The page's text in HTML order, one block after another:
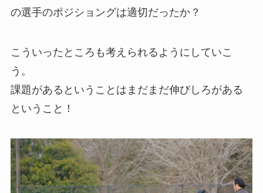
の選手のポジショングは適切だったか？
こういったところも考えられるようにしていこ
う。
課題があるということはまだまだ伸びしろがある
ということ！